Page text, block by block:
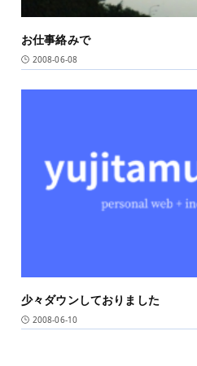
お仕事絡みで
2008-06-08
少々ダウンしておりました
2008-06-10